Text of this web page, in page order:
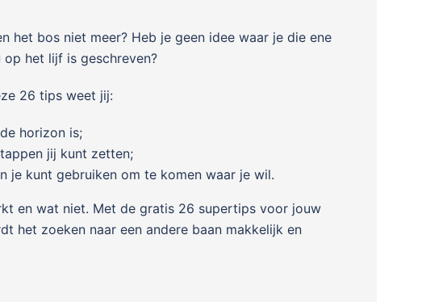
het bos niet meer? Heb je geen idee waar je die ene
het lijf is geschreven?
26 tips weet jij:
horizon is;
jij kunt zetten;
je kunt gebruiken om te komen waar je wil.
en wat niet. Met de gratis 26 supertips voor jouw
het zoeken naar een andere baan makkelijk en